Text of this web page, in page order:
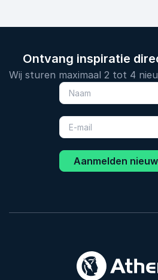
Ontvang inspiratie
Wij sturen maximaal 2 tot 4
Aanmelden